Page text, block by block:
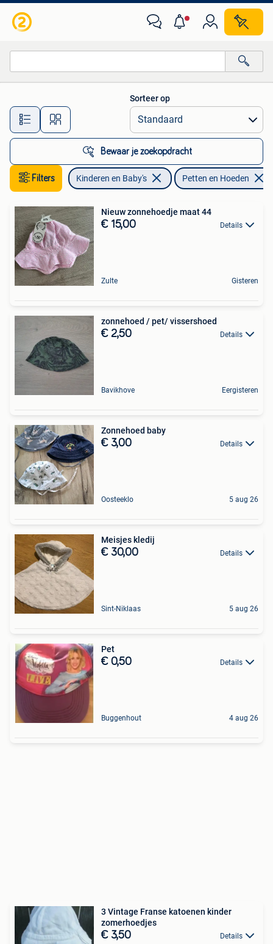
Alle afstanden…
Sorteer op
Bewaar je zoekopdracht
Filters Kinderen en Baby's Petten en Hoeden
Nieuw zonnehoedje maat 44
€ 15,00 Details
Zulte Gisteren
zonnehoed / pet/ vissershoed
€ 2,50 Details
Bavikhove Eergisteren
Zonnehoed baby
€ 3,00 Details
Oosteeklo 5 aug 26
Meisjes kledij
€ 30,00 Details
Sint-Niklaas 5 aug 26
Pet
€ 0,50 Details
Buggenhout 4 aug 26
3 Vintage Franse katoenen kinder
zomerhoedjes
€ 3,50 Details